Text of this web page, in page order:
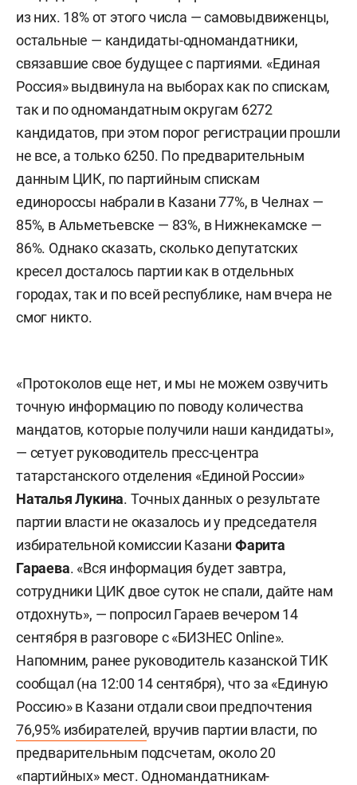
из них. 18% от этого числа — самовыдвиженцы,
остальные — кандидаты-одномандатники,
связавшие свое будущее с партиями. «Единая
Россия» выдвинула на выборах как по спискам,
так и по одномандатным округам 6272
кандидатов, при этом порог регистрации прошли
не все, а только 6250. По предварительным
данным ЦИК, по партийным спискам
единороссы набрали в Казани 77%, в Челнах —
85%, в Альметьевске — 83%, в Нижнекамске —
86%. Однако сказать, сколько депутатских
кресел досталось партии как в отдельных
городах, так и по всей республике, нам вчера не
смог никто.
«Протоколов еще нет, и мы не можем озвучить
точную информацию по поводу количества
мандатов, которые получили наши кандидаты»,
— сетует руководитель пресс-центра
татарстанского отделения «Единой России»
Наталья Лукина. Точных данных о результате
партии власти не оказалось и у председателя
избирательной комиссии КазаниФарита
Гараева. «Вся информация будет завтра,
сотрудники ЦИК двое суток не спали, дайте нам
отдохнуть», — попросил Гараев вечером 14
сентября в разговоре с «БИЗНЕС Online».
Напомним, ранее руководитель казанской ТИК
сообщал (на 12:00 14 сентября), что за «Единую
Россию» в Казани отдали свои предпочтения
76,95% избирателей, вручив партии власти, по
предварительным подсчетам, около 20
«партийных» мест. Одномандатникам-